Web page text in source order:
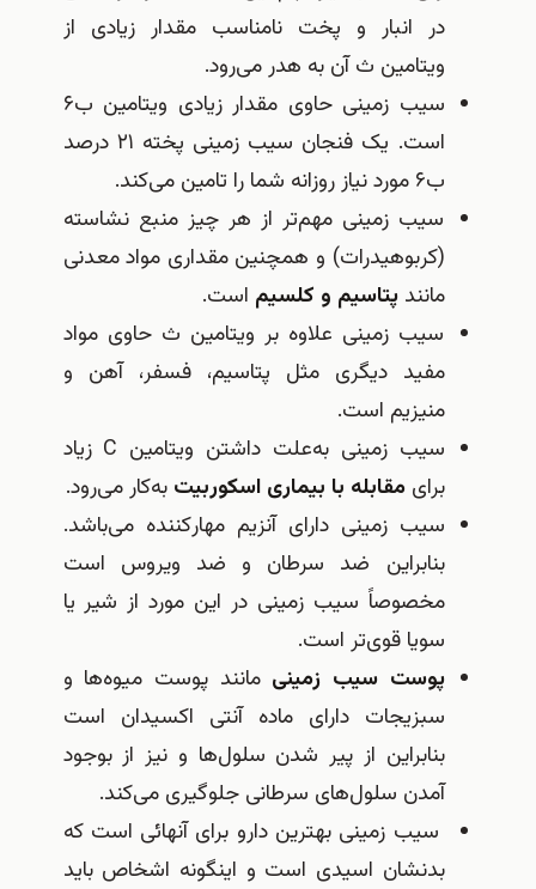
در انبار و پخت نامناسب مقدار زیادی از
ویتامین ث آن به هدر می‌رود.
سیب زمینی حاوی مقدار زیادی ویتامین ب۶
است. یک فنجان سیب زمینی پخته ۲۱ درصد
ب۶ مورد نیاز روزانه شما را تامین می‌کند.
سیب زمینی مهم‌تر از هر چیز منبع نشاسته
(کربوهیدرات) و همچنین مقداری مواد معدنی
مانند پتاسیم و کلسیم است.
سیب زمینی علاوه بر ویتامین ث حاوی مواد
مفید دیگری مثل پتاسیم، فسفر، آهن و
منیزیم است.
سیب زمینی به‌علت داشتن ویتامین C زیاد
برایمقابله با بیماری اسكوربیت به‌كار می‌رود‌.
سیب زمینی دارای آنزیم مهار‌كننده می‌باشد.
بنابراین ضد سرطان و ضد ویروس است
مخصوصاً سیب زمینی در این مورد از شیر یا
سویا قوی‌تر است‌.
پوست سیب زمینی مانند پوست میوه‌ها و
سبزیجات دارای ماده آنتی اكسیدان است
بنابراین از پیر شدن سلول‌ها و نیز از بوجود
آمدن سلول‌های سرطانی جلوگیری می‌كند‌.
سیب زمینی بهترین دارو برای آنهائی است كه
بدنشان اسیدی است و اینگونه اشخاص باید